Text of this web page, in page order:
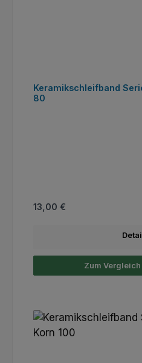
Keramikschleifband
80
Regulärer Preis:
13,00 €
Zum